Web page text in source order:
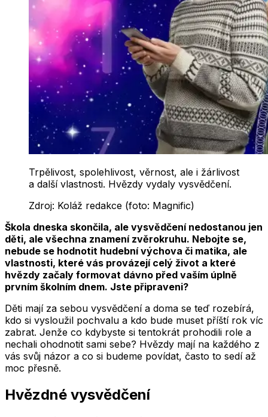
Trpělivost, spolehlivost, věrnost, ale i žárlivost
a další vlastnosti. Hvězdy vydaly vysvědčení.
Zdroj: Koláž redakce (foto: Magnific)
Škola dneska skončila, ale vysvědčení nedostanou jen
děti, ale všechna znamení zvěrokruhu. Nebojte se,
nebude se hodnotit hudební výchova či matika, ale
vlastnosti, které vás provázejí celý život a které
hvězdy začaly formovat dávno před vaším úplně
prvním školním dnem. Jste připraveni?
Děti mají za sebou vysvědčení a doma se teď rozebírá,
kdo si vysloužil pochvalu a kdo bude muset příští rok víc
zabrat. Jenže co kdybyste si tentokrát prohodili role a
nechali ohodnotit sami sebe? Hvězdy mají na každého z
vás svůj názor a co si budeme povídat, často to sedí až
moc přesně.
Hvězdné vysvědčení